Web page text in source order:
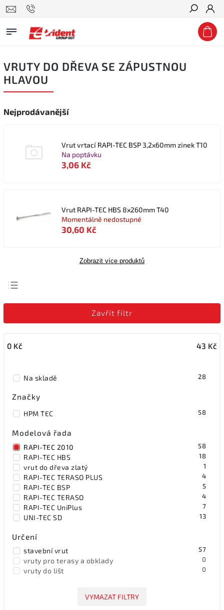
Hledat
VRUTY DO DŘEVA SE ZÁPUSTNOU
HLAVOU
Nejprodávanější
Vrut vrtací RAPI-TEC BSP 3,2x60mm zinek T10
Na poptávku
3,06 Kč
Vrut RAPI-TEC HBS 8x260mm T40
Momentálně nedostupné
30,60 Kč
Zobrazit více produktů
Nejlevnější
Zavřít filtr
0 Kč 43 Kč
Na skladě 28
Značky
HPM TEC 58
Modelová řada
RAPI-TEC 2010 58
RAPI-TEC HBS 18
vrut do dřeva zlatý 1
RAPI-TEC TERASO PLUS 4
RAPI-TEC BSP 5
RAPI-TEC TERASO 4
RAPI-TEC UniPlus 7
UNI-TEC SD 13
Určení
stavební vrut 57
vruty pro terasy a obklady 0
vruty do lišt 0
VYMAZAT FILTRY